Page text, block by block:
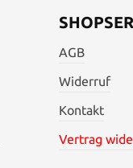
AGB
Widerruf
Kontakt
Vertrag